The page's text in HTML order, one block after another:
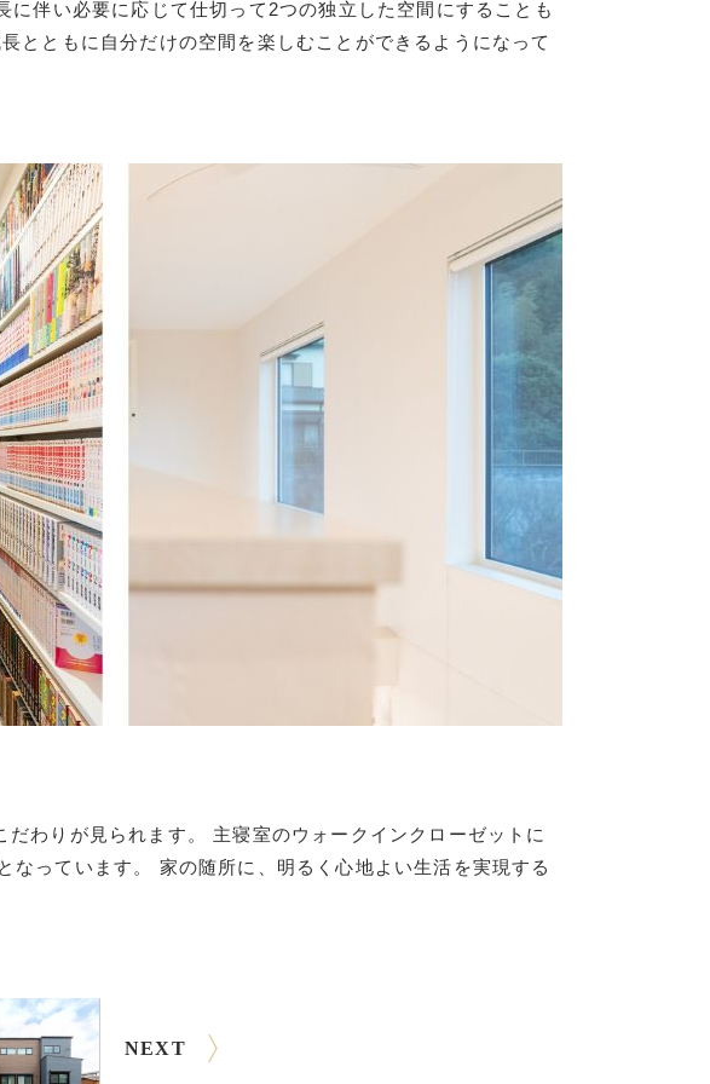
伴い必要に応じて仕切って2つの独立した空間にすることも
とともに自分だけの空間を楽しむことができるようになって
わりが見られます。 主寝室のウォークインクローゼットに
っています。 家の随所に、明るく心地よい生活を実現する
NEXT